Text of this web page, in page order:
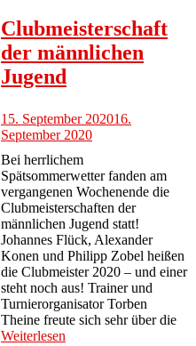
Clubmeisterschaft
der männlichen
Jugend
15. September 202016.
September 2020
Bei herrlichem
Spätsommerwetter fanden am
vergangenen Wochenende die
Clubmeisterschaften der
männlichen Jugend statt!
Johannes Flück, Alexander
Konen und Philipp Zobel heißen
die Clubmeister 2020 – und einer
steht noch aus! Trainer und
Turnierorganisator Torben
Theine freute sich sehr über die
Weiterlesen